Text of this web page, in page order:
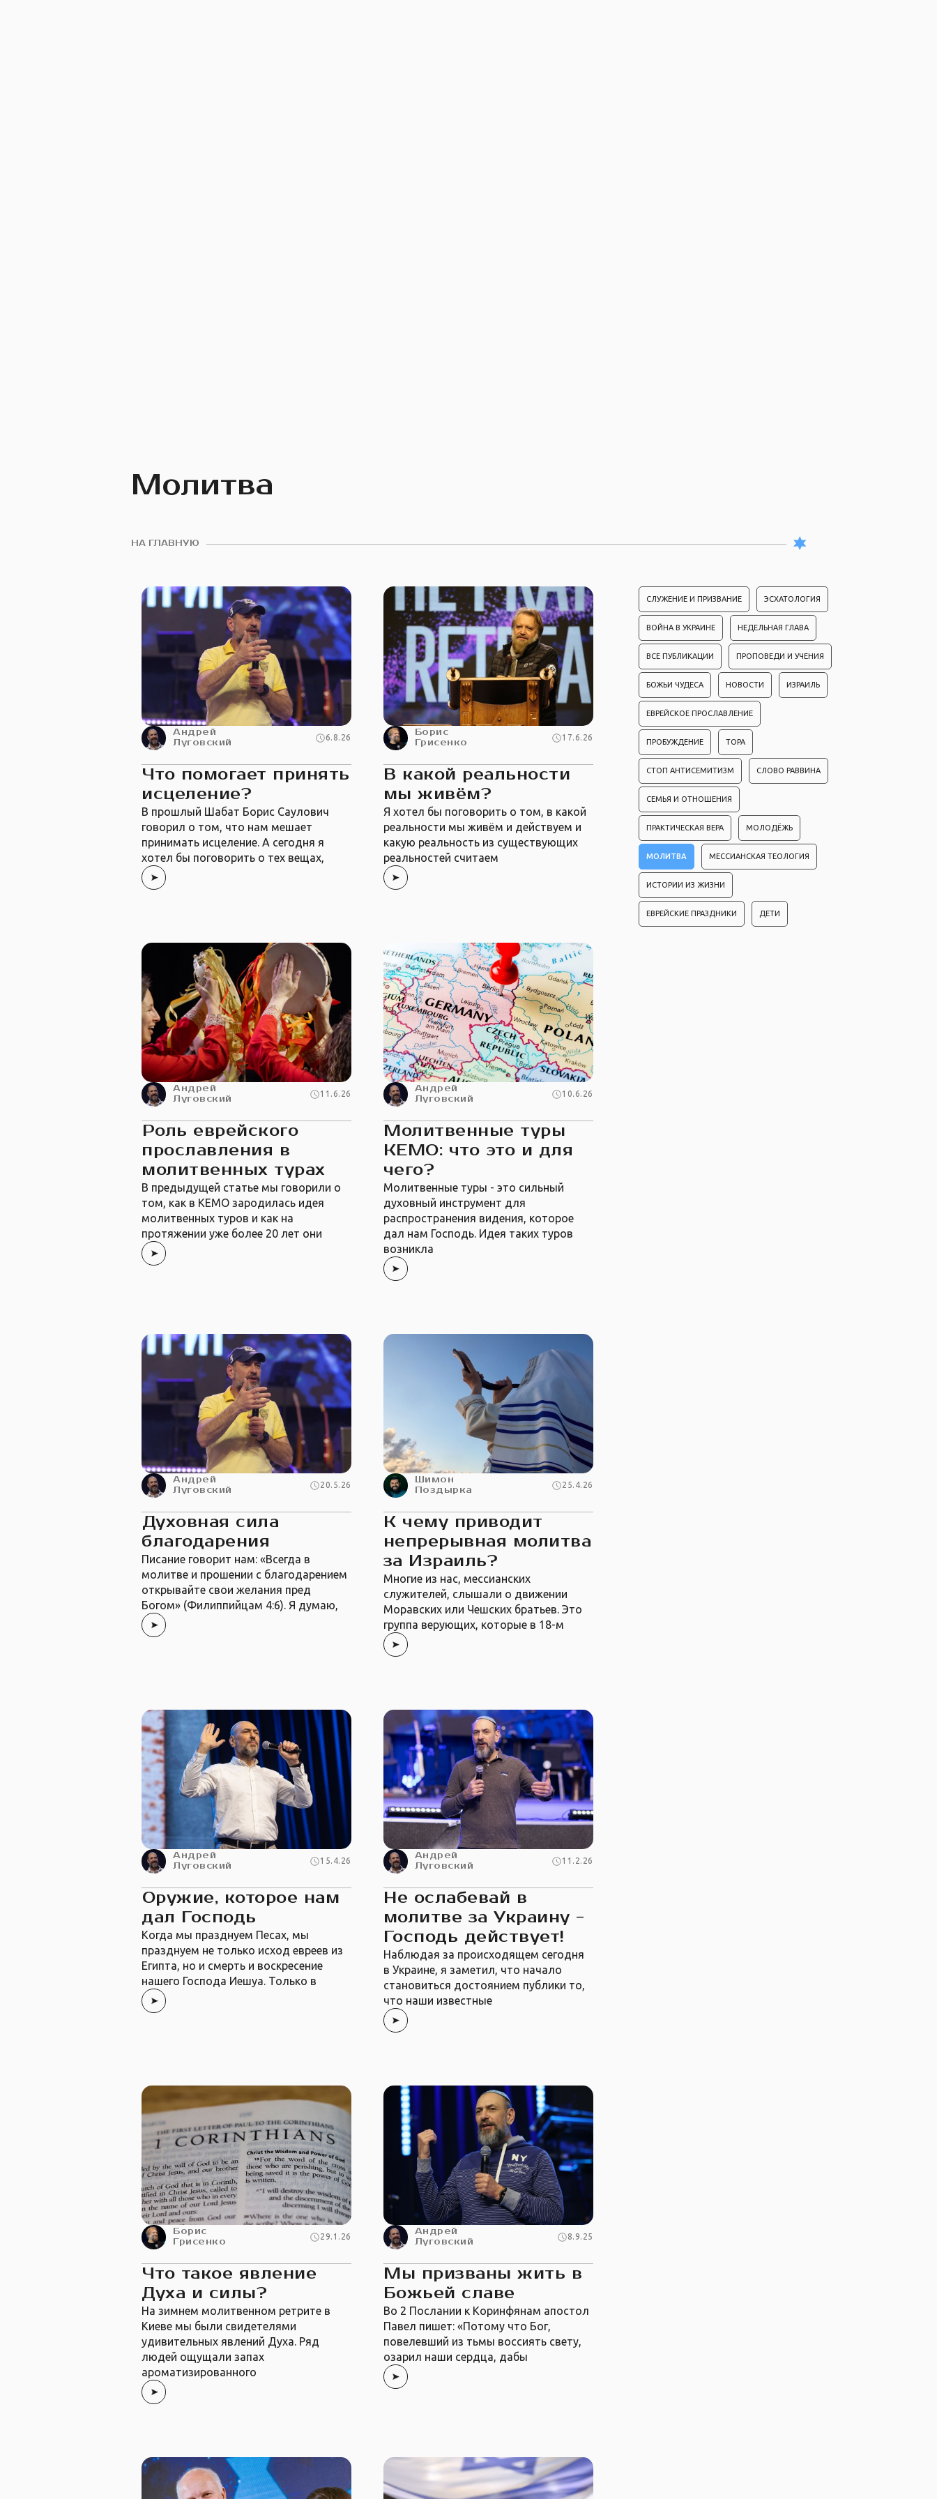
Молитва
НА ГЛАВНУЮ
Андрей
Луговский
6.8.26
Что помогает принять
исцеление?
В прошлый Шабат Борис Саулович
говорил о том, что нам мешает
принимать исцеление. А сегодня я
хотел бы поговорить о тех вещах,
Борис
Грисенко
17.6.26
В какой реальности
мы живём?
Я хотел бы поговорить о том, в какой
реальности мы живём и действуем и
какую реальность из существующих
реальностей считаем
Андрей
Луговский
11.6.26
Роль еврейского
прославления в
молитвенных турах
В предыдущей статье мы говорили о
том, как в КЕМО зародилась идея
молитвенных туров и как на
протяжении уже более 20 лет они
Андрей
Луговский
10.6.26
Молитвенные туры
КЕМО: что это и для
чего?
Молитвенные туры - это сильный
духовный инструмент для
распространения видения, которое
дал нам Господь. Идея таких туров
возникла
Андрей
Луговский
20.5.26
Духовная сила
благодарения
Писание говорит нам: «Всегда в
молитве и прошении с благодарением
открывайте свои желания пред
Богом» (Филиппийцам 4:6). Я думаю,
Шимон
Поздырка
25.4.26
К чему приводит
непрерывная молитва
за Израиль?
Многие из нас, мессианских
служителей, слышали о движении
Моравских или Чешских братьев. Это
группа верующих, которые в 18-м
Андрей
Луговский
15.4.26
Оружие, которое нам
дал Господь
Когда мы празднуем Песах, мы
празднуем не только исход евреев из
Египта, но и смерть и воскресение
нашего Господа Иешуа. Только в
Андрей
Луговский
11.2.26
Не ослабевай в
молитве за Украину -
Господь действует!
Наблюдая за происходящем сегодня
в Украине, я заметил, что начало
становиться достоянием публики то,
что наши известные
Борис
Грисенко
29.1.26
Что такое явление
Духа и силы?
На зимнем молитвенном ретрите в
Киеве мы были свидетелями
удивительных явлений Духа. Ряд
людей ощущали запах
ароматизированного
Андрей
Луговский
8.9.25
Мы призваны жить в
Божьей славе
Во 2 Послании к Коринфянам апостол
Павел пишет: «Потому что Бог,
повелевший из тьмы воссиять свету,
озарил наши сердца, дабы
СЛУЖЕНИЕ И ПРИЗВАНИЕ ЭСХАТОЛОГИЯ
ВОЙНА В УКРАИНЕ НЕДЕЛЬНАЯ ГЛАВА
ВСЕ ПУБЛИКАЦИИ ПРОПОВЕДИ И УЧЕНИЯ
БОЖЬИ ЧУДЕСА НОВОСТИ ИЗРАИЛЬ
ЕВРЕЙСКОЕ ПРОСЛАВЛЕНИЕ
ПРОБУЖДЕНИЕ ТОРА
СТОП АНТИСЕМИТИЗМ СЛОВО РАВВИНА
СЕМЬЯ И ОТНОШЕНИЯ
ПРАКТИЧЕСКАЯ ВЕРА МОЛОДЁЖЬ
МОЛИТВА МЕССИАНСКАЯ ТЕОЛОГИЯ
ИСТОРИИ ИЗ ЖИЗНИ
ЕВРЕЙСКИЕ ПРАЗДНИКИ ДЕТИ